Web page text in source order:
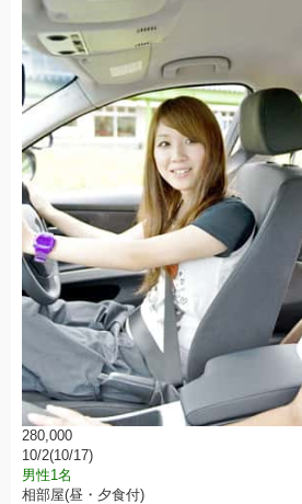
280,000
10/2(10/17)
男性1名
相部屋(昼・夕食付)